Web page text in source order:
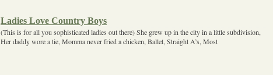
Ladies Love Country Boys
(This is for all you sophisticated ladies out there) She grew up in the city in a little subdivision,
Her daddy wore a tie, Momma never fried a chicken, Ballet, Straight A’s, Most